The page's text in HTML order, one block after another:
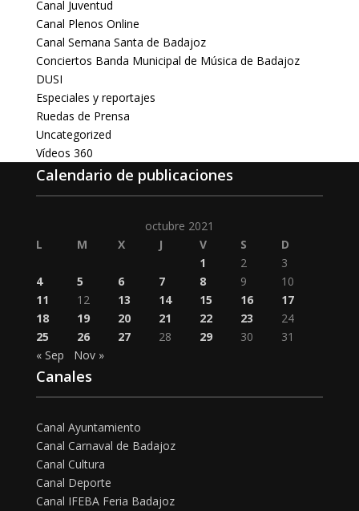
Canal Juventud
Canal Plenos Online
Canal Semana Santa de Badajoz
Conciertos Banda Municipal de Música de Badajoz
DUSI
Especiales y reportajes
Ruedas de Prensa
Uncategorized
Vídeos 360
Calendario de publicaciones
octubre 2021
L
M X J V S
D
1
2
3
4
5 6 7 8 9
10
11
12 13 14 15 16
17
18
19 20 21 22 23
24
25
26 27 28 29 30
31
« Sep
Nov »
Canales
Canal Ayuntamiento
Canal Carnaval de Badajoz
Canal Cultura
Canal Deporte
Canal IFEBA Feria Badajoz